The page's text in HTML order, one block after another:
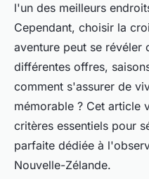
l'un des meilleurs
Cependant, choisir la
aventure peut se révéler
différentes offres,
comment s'assurer de
mémorable ? Cet article
critères essentiels pour
parfaite dédiée à
Nouvelle-Zélande.